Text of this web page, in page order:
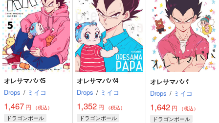
オレサマパパ5
Drops / ミイコ
1,467 円 （税込）
ドラゴンボール
オレサマパパ4
Drops / ミイコ
1,352 円 （税込）
ドラゴンボール
オレサマパパ
Drops / ミイコ
1,642円 （税込）
ドラゴンボール